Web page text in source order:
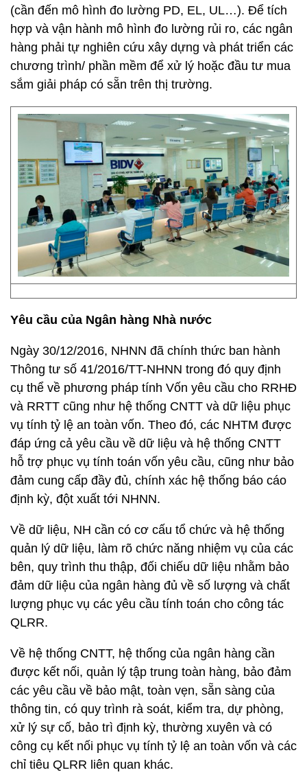
(cần đến mô hình đo lường PD, EL, UL…). Để tích
hợp và vận hành mô hình đo lường rủi ro, các ngân
hàng phải tự nghiên cứu xây dựng và phát triển các
chương trình/ phần mềm để xử lý hoặc đầu tư mua
sắm giải pháp có sẵn trên thị trường.
Yêu cầu của Ngân hàng Nhà nước
Ngày 30/12/2016, NHNN đã chính thức ban hành
Thông tư số 41/2016/TT-NHNN trong đó quy định
cụ thể về phương pháp tính Vốn yêu cầu cho RRHĐ
và RRTT cũng như hệ thống CNTT và dữ liệu phục
vụ tính tỷ lệ an toàn vốn. Theo đó, các NHTM được
đáp ứng cả yêu cầu về dữ liệu và hệ thống CNTT
hỗ trợ phục vụ tính toán vốn yêu cầu, cũng như bảo
đảm cung cấp đầy đủ, chính xác hệ thống báo cáo
định kỳ, đột xuất tới NHNN.
Về dữ liệu, NH cần có cơ cấu tổ chức và hệ thống
quản lý dữ liệu, làm rõ chức năng nhiệm vụ của các
bên, quy trình thu thập, đối chiếu dữ liệu nhằm bảo
đảm dữ liệu của ngân hàng đủ về số lượng và chất
lượng phục vụ các yêu cầu tính toán cho công tác
QLRR.
Về hệ thống CNTT, hệ thống của ngân hàng cần
được kết nối, quản lý tập trung toàn hàng, bảo đảm
các yêu cầu về bảo mật, toàn vẹn, sẵn sàng của
thông tin, có quy trình rà soát, kiểm tra, dự phòng,
xử lý sự cố, bảo trì định kỳ, thường xuyên và có
công cụ kết nối phục vụ tính tỷ lệ an toàn vốn và các
chỉ tiêu QLRR liên quan khác.